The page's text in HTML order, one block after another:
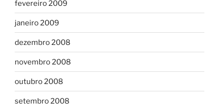
fevereiro 2009
janeiro 2009
dezembro 2008
novembro 2008
outubro 2008
setembro 2008